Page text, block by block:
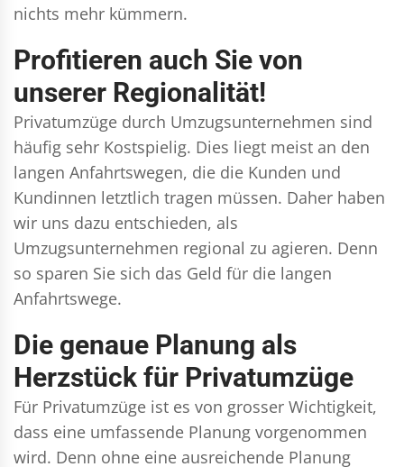
nichts mehr kümmern.
Profitieren auch Sie von
unserer Regionalität!
Privatumzüge durch Umzugsunternehmen sind
häufig sehr Kostspielig. Dies liegt meist an den
langen Anfahrtswegen, die die Kunden und
Kundinnen letztlich tragen müssen. Daher haben
wir uns dazu entschieden, als
Umzugsunternehmen regional zu agieren. Denn
so sparen Sie sich das Geld für die langen
Anfahrtswege.
Die genaue Planung als
Herzstück für Privatumzüge
Für Privatumzüge ist es von grosser Wichtigkeit,
dass eine umfassende Planung vorgenommen
wird. Denn ohne eine ausreichende Planung